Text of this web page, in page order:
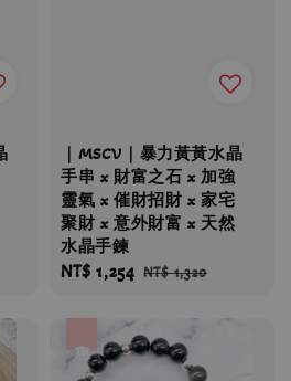
｜MSCV｜暴力黃黃水晶
手串 x 財富之石 x 加強
靈氣 x 催財招財 x 家宅
聚財 x 意外財富 x 天然
水晶手鍊
Sale
NT$ 1,254 Regular
NT$ 1,320